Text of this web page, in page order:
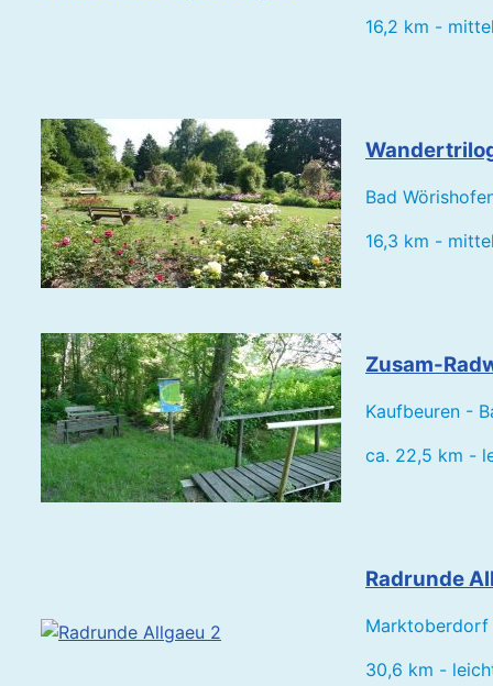
16,2 km -
Bad
16,3 km -
Zusam-
Kaufbeuren -
ca. 22,5 km -
Radrunde
Marktoberdorf
30,6 km -